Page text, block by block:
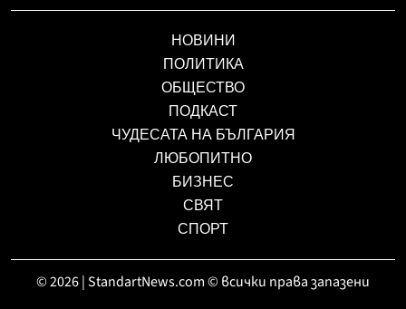
НОВИНИ
ПОЛИТИКА
ОБЩЕСТВО
ПОДКАСТ
ЧУДЕСАТА НА БЪЛГАРИЯ
ЛЮБОПИТНО
БИЗНЕС
СВЯТ
СПОРТ
© 2026 | StandartNews.com © всички права запазени